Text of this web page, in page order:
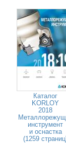
Каталог
KORLOY
2018
инструмент
и оснастка
(1259